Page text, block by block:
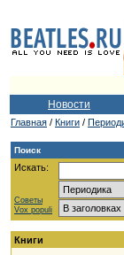
Новости
Главная / Книги /
Поиск
Искать:
Советы
Vox populi
Книги